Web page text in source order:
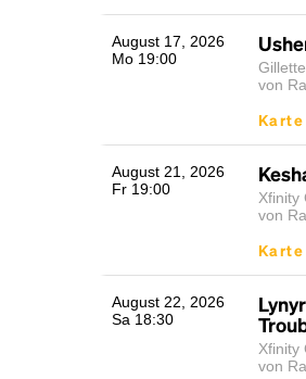
August 17, 2026
Mo 19:00
von
August 21, 2026
Fr 19:00
Xfinity
von
August 22, 2026
Sa 18:30
Xfinity
von